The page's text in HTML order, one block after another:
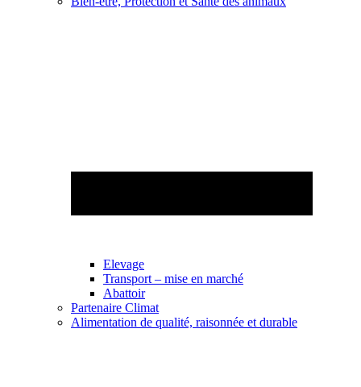
Elevage
Transport – mise en marché
Abattoir
Partenaire Climat
Alimentation de qualité, raisonnée et durable